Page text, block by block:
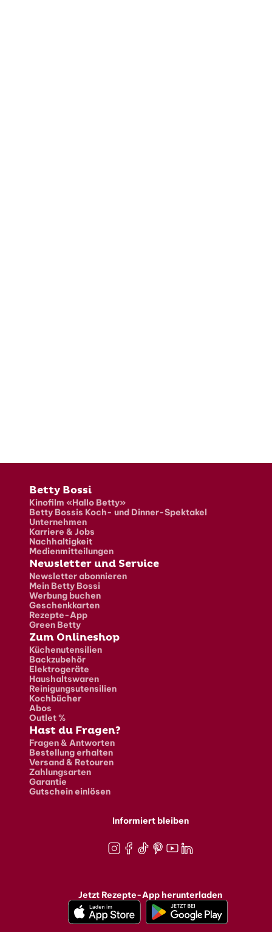
Fusszeile
Betty Bossi
Kinofilm «Hallo Betty»
Betty Bossis Koch- und Dinner-Spektakel
Unternehmen
Karriere & Jobs
Nachhaltigkeit
Medienmitteilungen
Newsletter und Service
Newsletter abonnieren
Mein Betty Bossi
Werbung buchen
Geschenkkarten
Rezepte-App
Green Betty
Zum Onlineshop
Küchenutensilien
Backzubehör
Elektrogeräte
Haushaltswaren
Reinigungsutensilien
Kochbücher
Abos
Outlet %
Hast du Fragen?
Fragen & Antworten
Bestellung erhalten
Versand & Retouren
Zahlungsarten
Garantie
Gutschein einlösen
Informiert bleiben
Jetzt Rezepte-App herunterladen